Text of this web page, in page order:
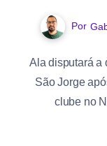
Por
Ala disputará a
São Jorge
clube no